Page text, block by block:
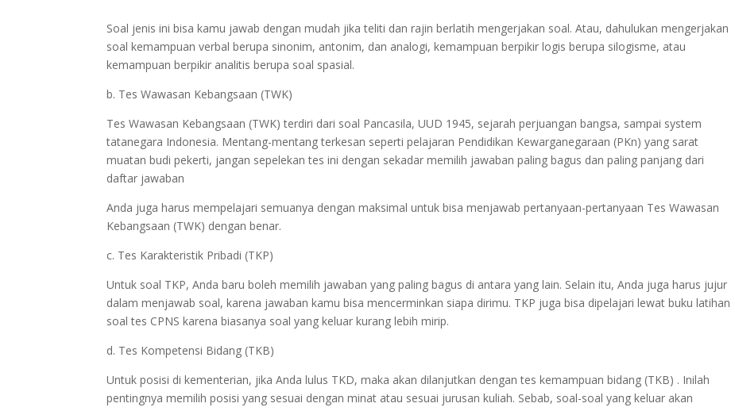
Soal jenis ini bisa kamu jawab dengan mudah jika teliti dan rajin berlatih mengerjakan soal. Atau, dahulukan mengerjakan
soal kemampuan verbal berupa sinonim, antonim, dan analogi, kemampuan berpikir logis berupa silogisme, atau
kemampuan berpikir analitis berupa soal spasial.
b. Tes Wawasan Kebangsaan (TWK)
Tes Wawasan Kebangsaan (TWK) terdiri dari soal Pancasila, UUD 1945, sejarah perjuangan bangsa, sampai system
tatanegara Indonesia. Mentang-mentang terkesan seperti pelajaran Pendidikan Kewarganegaraan (PKn) yang sarat
muatan budi pekerti, jangan sepelekan tes ini dengan sekadar memilih jawaban paling bagus dan paling panjang dari
daftar jawaban
Anda juga harus mempelajari semuanya dengan maksimal untuk bisa menjawab pertanyaan-pertanyaan Tes Wawasan
Kebangsaan (TWK) dengan benar.
c. Tes Karakteristik Pribadi (TKP)
Untuk soal TKP, Anda baru boleh memilih jawaban yang paling bagus di antara yang lain. Selain itu, Anda juga harus jujur
dalam menjawab soal, karena jawaban kamu bisa mencerminkan siapa dirimu. TKP juga bisa dipelajari lewat buku latihan
soal tes CPNS karena biasanya soal yang keluar kurang lebih mirip.
d. Tes Kompetensi Bidang (TKB)
Untuk posisi di kementerian, jika Anda lulus TKD, maka akan dilanjutkan dengan tes kemampuan bidang (TKB) . Inilah
pentingnya memilih posisi yang sesuai dengan minat atau sesuai jurusan kuliah. Sebab, soal-soal yang keluar akan